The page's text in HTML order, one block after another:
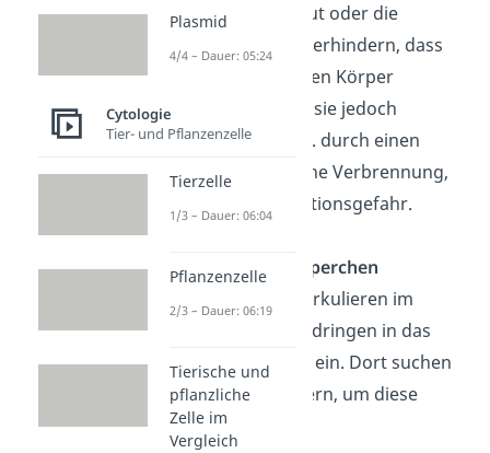
Beispiel die Haut oder die
Schleimhäute verhindern, dass
Erreger in deinen Körper
gelangen. Sind sie jedoch
beschädigt, z.B. durch einen
Schnitt oder eine Verbrennung,
steigt die Infektionsgefahr.
Weiße Blutkörperchen
(Leukozyten) zirkulieren im
Blutstrom und dringen in das
Körpergewebe ein. Dort suchen
sie nach Erregern, um diese
anzugreifen.
Plasmid
4/4 – Dauer: 05:24
Cytologie
Tier- und Pflanzenzelle
Tierzelle
1/3 – Dauer: 06:04
Pflanzenzelle
2/3 – Dauer: 06:19
Tierische und
pflanzliche
Zelle im
Vergleich